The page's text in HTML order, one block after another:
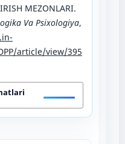
MEZONLARI.
Va Psixologiya,
article/view/395